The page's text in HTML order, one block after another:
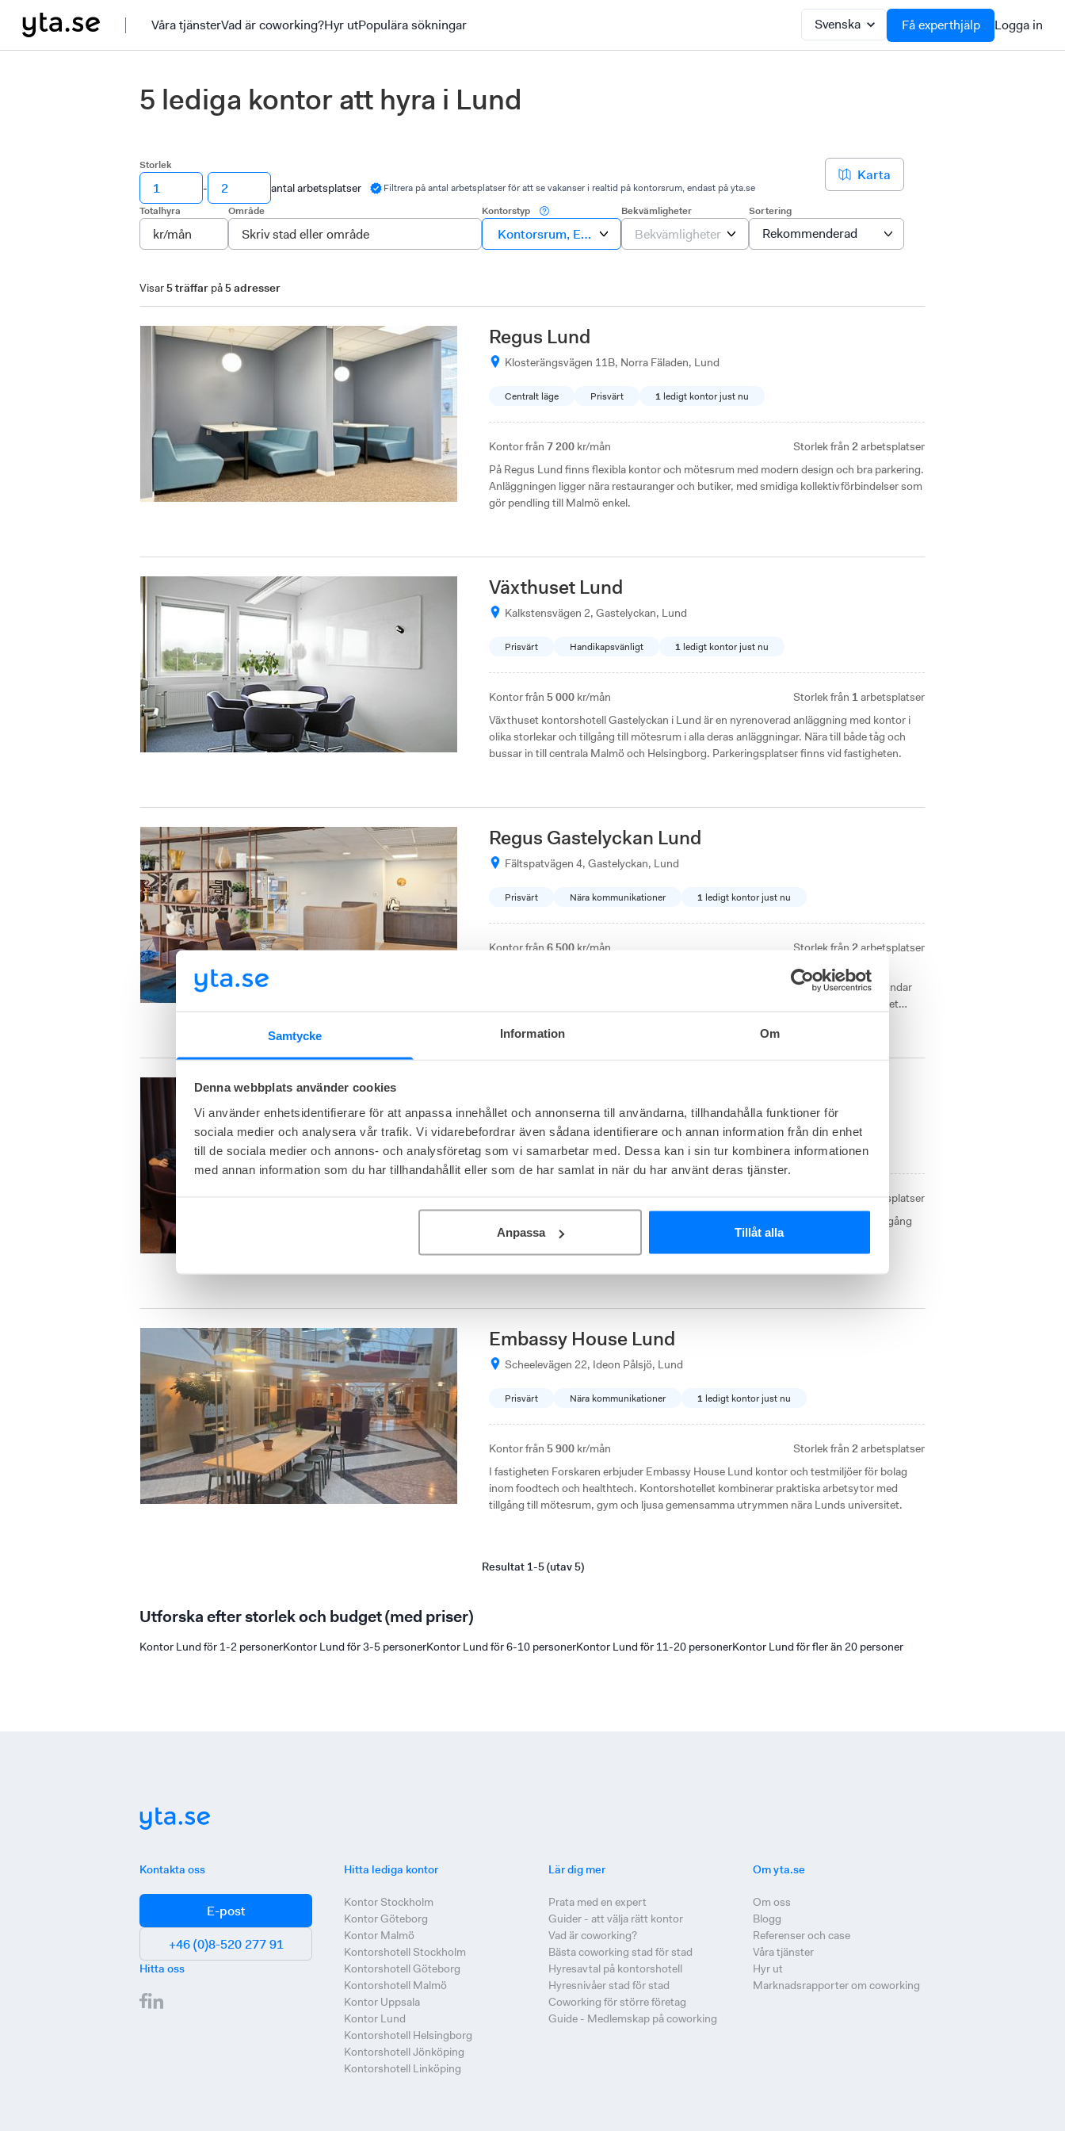
Samtycke Information Om
Denna webbplats använder cookies
Vi använder enhetsidentifierare för att anpassa innehållet och annonserna till användarna, tillhandahålla funktioner för
sociala medier och analysera vår trafik. Vi vidarebefordrar även sådana identifierare och annan information från din enhet
till de sociala medier och annons- och analysföretag som vi samarbetar med. Dessa kan i sin tur kombinera informationen
med annan information som du har tillhandahållit eller som de har samlat in när du har använt deras tjänster.
Anpassa Tillåt alla
Våra tjänsterVad är coworking?Hyr utPopulära sökningar Få experthjälp Logga in
5 lediga kontor att hyra i Lund
Storlek
- antal arbetsplatser Filtrera på antal arbetsplatser för att se vakanser i realtid på kontorsrum, endast på yta.se
Karta
Totalhyra Område Kontorstyp
Kontorsrum, Egen avdelning, Eget kontor
Bekvämligheter
Bekvämligheter
Sortering
Visar5 träffar på5 adresser
Regus Lund
Klosterängsvägen 11B, Norra Fäladen, Lund
Centralt läge Prisvärt 1 ledigt kontor just nu
Kontor från 7 200 kr/mån Storlek från 2arbetsplatser
På Regus Lund finns flexibla kontor och mötesrum med modern design och bra parkering.
Anläggningen ligger nära restauranger och butiker, med smidiga kollektivförbindelser som
gör pendling till Malmö enkel.
Växthuset Lund
Kalkstensvägen 2, Gastelyckan, Lund
Prisvärt Handikapsvänligt 1 ledigt kontor just nu
Kontor från 5 000 kr/mån Storlek från 1arbetsplatser
Växthuset kontorshotell Gastelyckan i Lund är en nyrenoverad anläggning med kontor i
olika storlekar och tillgång till mötesrum i alla deras anläggningar. Nära till både tåg och
bussar in till centrala Malmö och Helsingborg. Parkeringsplatser finns vid fastigheten.
Regus Gastelyckan Lund
Fältspatvägen 4, Gastelyckan, Lund
Prisvärt Nära kommunikationer 1 ledigt kontor just nu
Kontor från 6 500 kr/mån Storlek från 2arbetsplatser
I Gastelyckan Business Park i östra Lund erbjuder Regus coworking space ett
kontorshotell med ett våningsplan, flexibla arbetsytor och funktionell inredning. Hundar
tillåts i kontorsrummen, och ett poddrum finns tillgängligt vid behov. Kontorshotellet
verksamheter med behov av parkering, större mötesrum och goda bilförbindelser.
Bytaregatan 4D, Stadskärnan, Lund
Centralt läge Kreativ miljö 1ledigt kontor just nu
arbetsplatser
Kontorshotellet Mindpark Lund erbjuder privata kontor i en coworkingmiljö med tillgång
till mötesrum och gemensamma ytor. Läget nära Lunds centralstation och stadens
restaurangutbud gör det enkelt att ta sig till och från kontoret.
Embassy House Lund
Scheelevägen 22, Ideon Pålsjö, Lund
Prisvärt Nära kommunikationer 1 ledigt kontor just nu
Kontor från 5 900 kr/mån Storlek från 2arbetsplatser
I fastigheten Forskaren erbjuder Embassy House Lund kontor och testmiljöer för bolag
inom foodtech och healthtech. Kontorshotellet kombinerar praktiska arbetsytor med
tillgång till mötesrum, gym och ljusa gemensamma utrymmen nära Lunds universitet.
Resultat 1-5 (utav 5)
Utforska efter storlek och budget (med priser)
Kontor Lund för 1-2 personerKontor Lund för 3-5 personerKontor Lund för 6-10 personerKontor Lund för 11-20 personerKontor Lund för fler än 20 personer
Kontakta oss
E-post
+46 (0)8-520 277 91
Hitta oss
Hitta lediga kontor
Kontor Stockholm
Kontor Göteborg
Kontor Malmö
Kontorshotell Stockholm
Kontorshotell Göteborg
Kontorshotell Malmö
Kontor Uppsala
Kontor Lund
Kontorshotell Helsingborg
Kontorshotell Jönköping
Kontorshotell Linköping
Lär dig mer
Prata med en expert
Guider - att välja rätt kontor
Vad är coworking?
Bästa coworking stad för stad
Hyresavtal på kontorshotell
Hyresnivåer stad för stad
Coworking för större företag
Guide - Medlemskap på coworking
Om yta.se
Om oss
Blogg
Referenser och case
Våra tjänster
Hyr ut
Marknadsrapporter om coworking